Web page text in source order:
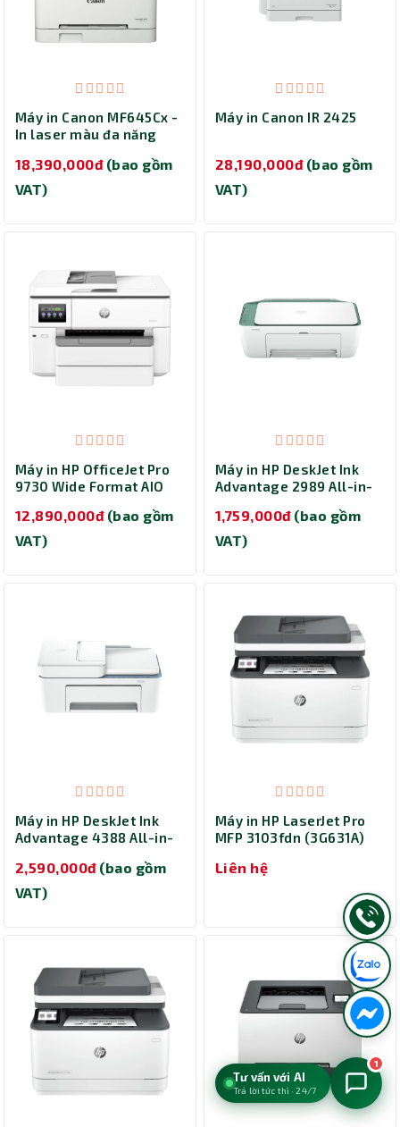
Máy in Canon MF645Cx -
In laser màu đa năng
18,390,000đ (bao gồm
VAT)
Máy in Canon IR 2425
28,190,000đ (bao gồm
VAT)
Máy in HP OfficeJet Pro
9730 Wide Format AIO
12,890,000đ (bao gồm
VAT)
Máy in HP DeskJet Ink
Advantage 2989 All-in-
màu đa năng
1,759,000đ (bao gồm
VAT)
Máy in HP DeskJet Ink
Advantage 4388 All-in-
màu đa năng
2,590,000đ (bao gồm
VAT)
Máy in HP LaserJet Pro
MFP 3103fdn (3G631A)
Liên hệ
Thành Nhân TNC
Trợ lý AI • Phản hồi tức thì
Tư vấn với AI
Trả lời tức thì · 24/7
1